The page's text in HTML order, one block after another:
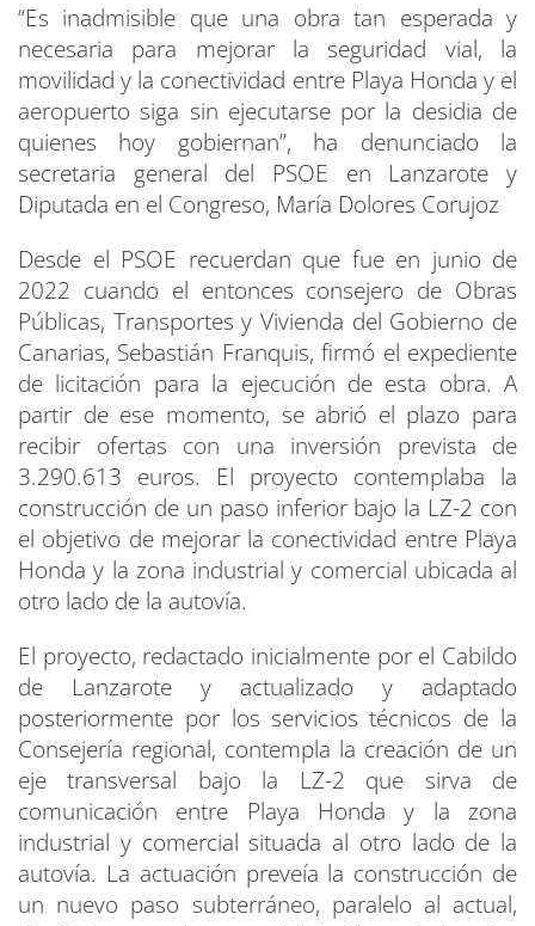
“Es inadmisible que una obra tan esperada y
necesaria para mejorar la seguridad vial, la
movilidad y la conectividad entre Playa Honda y el
aeropuerto siga sin ejecutarse por la desidia de
quienes hoy gobiernan”, ha denunciado la
secretaria general del PSOE en Lanzarote y
Diputada en el Congreso, María Dolores Corujoz
Desde el PSOE recuerdan que fue en junio de
2022 cuando el entonces consejero de Obras
Públicas, Transportes y Vivienda del Gobierno de
Canarias, Sebastián Franquis, firmó el expediente
de licitación para la ejecución de esta obra. A
partir de ese momento, se abrió el plazo para
recibir ofertas con una inversión prevista de
3.290.613 euros. El proyecto contemplaba la
construcción de un paso inferior bajo la LZ-2 con
el objetivo de mejorar la conectividad entre Playa
Honda y la zona industrial y comercial ubicada al
otro lado de la autovía.
El proyecto, redactado inicialmente por el Cabildo
de Lanzarote y actualizado y adaptado
posteriormente por los servicios técnicos de la
Consejería regional, contempla la creación de un
eje transversal bajo la LZ-2 que sirva de
comunicación entre Playa Honda y la zona
industrial y comercial situada al otro lado de la
autovía. La actuación preveía la construcción de
un nuevo paso subterráneo, paralelo al actual,